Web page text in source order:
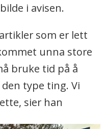
i avisen.
som er lett
unna store
bruke tid på å
type ting. Vi
sier han